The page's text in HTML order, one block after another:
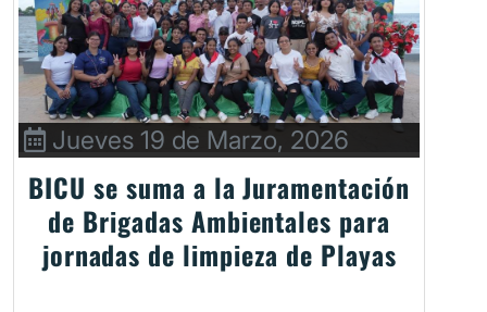
Jueves 19 de Marzo, 2026
BICU se suma a la Juramentación
de Brigadas Ambientales para
jornadas de limpieza de Playas